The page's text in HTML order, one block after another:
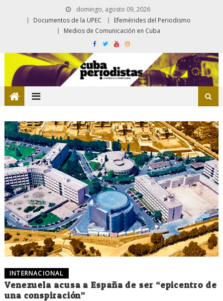
domingo, agosto 09, 2026
Documentos de la UPEC
Efemérides del Periodismo
Medios de Comunicación en Cuba
INTERNACIONAL
Venezuela acusa a España de ser “epicentro de
una conspiración”